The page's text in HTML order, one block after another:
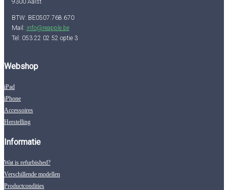
9300 Aalst
BTW: BE0507.768.670
Mail: info@reapple.be
Tel: 053 22 02 52 optie 3
Webshop
iPad
iPhone
Accessoires
Herstelling
Informatie
Wat is refurbished?
Verschillende modellen
Productcondities